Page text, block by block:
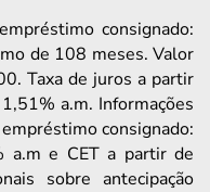
consignado:
de 108 meses. Valor
Taxa de juros a partir
a.m. Informações
consignado:
a.m e CET a partir de
sobre antecipação